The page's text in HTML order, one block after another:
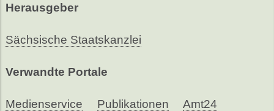
Herausgeber
Sächsische Staatskanzlei
Verwandte Portale
Medienservice Publikationen Amt24